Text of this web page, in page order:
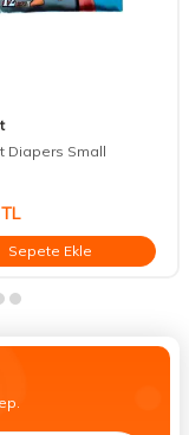
Diapers Small
Sepete Ekle